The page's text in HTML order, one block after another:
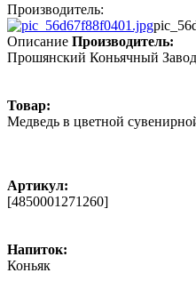
Производитель:
Описание Производитель:
Прошянский Коньячный Завод
Товар:
Медведь в цветной
Артикул:
[4850001271260]
Напиток:
Коньяк